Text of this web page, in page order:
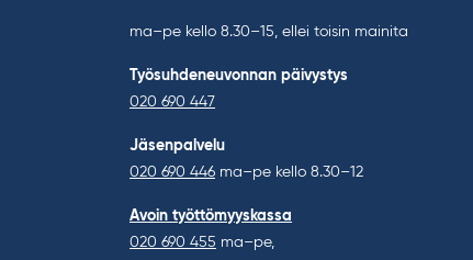
ma–pe kello 8.30–15, ellei toisin mainita
Työsuhdeneuvonnan päivystys
020 690 447
Jäsenpalvelu
020 690 446 ma–pe kello 8.30–12
Avoin työttömyyskassa
020 690 455 ma–pe,